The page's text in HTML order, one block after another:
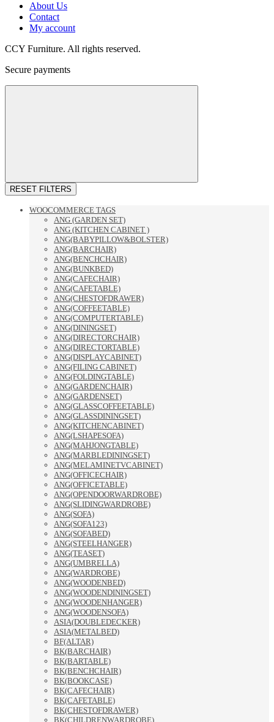
About Us
Contact
My account
CCY Furniture. All rights reserved.
Secure payments
RESET FILTERS
WOOCOMMERCE TAGS
ANG (GARDEN SET)
ANG (KITCHEN CABINET )
ANG(BABYPILLOW&BOLSTER)
ANG(BARCHAIR)
ANG(BENCHCHAIR)
ANG(BUNKBED)
ANG(CAFECHAIR)
ANG(CAFETABLE)
ANG(CHESTOFDRAWER)
ANG(COFFEETABLE)
ANG(COMPUTERTABLE)
ANG(DININGSET)
ANG(DIRECTORCHAIR)
ANG(DIRECTORTABLE)
ANG(DISPLAYCABINET)
ANG(FILING CABINET)
ANG(FOLDINGTABLE)
ANG(GARDENCHAIR)
ANG(GARDENSET)
ANG(GLASSCOFFEETABLE)
ANG(GLASSDININGSET)
ANG(KITCHENCABINET)
ANG(LSHAPESOFA)
ANG(MAHJONGTABLE)
ANG(MARBLEDININGSET)
ANG(MELAMINETVCABINET)
ANG(OFFICECHAIR)
ANG(OFFICETABLE)
ANG(OPENDOORWARDROBE)
ANG(SLIDINGWARDROBE)
ANG(SOFA)
ANG(SOFA123)
ANG(SOFABED)
ANG(STEELHANGER)
ANG(TEASET)
ANG(UMBRELLA)
ANG(WARDROBE)
ANG(WOODENBED)
ANG(WOODENDININGSET)
ANG(WOODENHANGER)
ANG(WOODENSOFA)
ASIA(DOUBLEDECKER)
ASIA(METALBED)
BF(ALTAR)
BK(BARCHAIR)
BK(BARTABLE)
BK(BENCHCHAIR)
BK(BOOKCASE)
BK(CAFECHAIR)
BK(CAFETABLE)
BK(CHESTOFDRAWER)
BK(CHILDRENWARDROBE)